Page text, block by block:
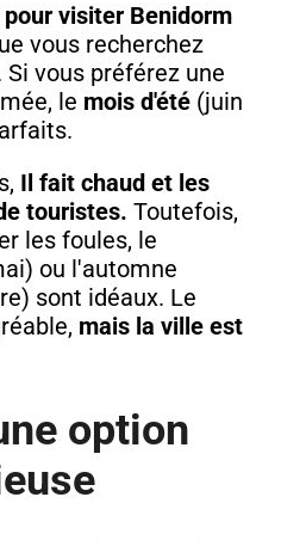
visiter Benidorm
vous recherchez
vous préférez une
le mois d'été(juin
Il fait chaud et les
touristes. Toutefois,
les foules, le
ou l'automne
sont idéaux. Le
mais la ville est
option